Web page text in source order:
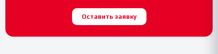
Оставить заявку